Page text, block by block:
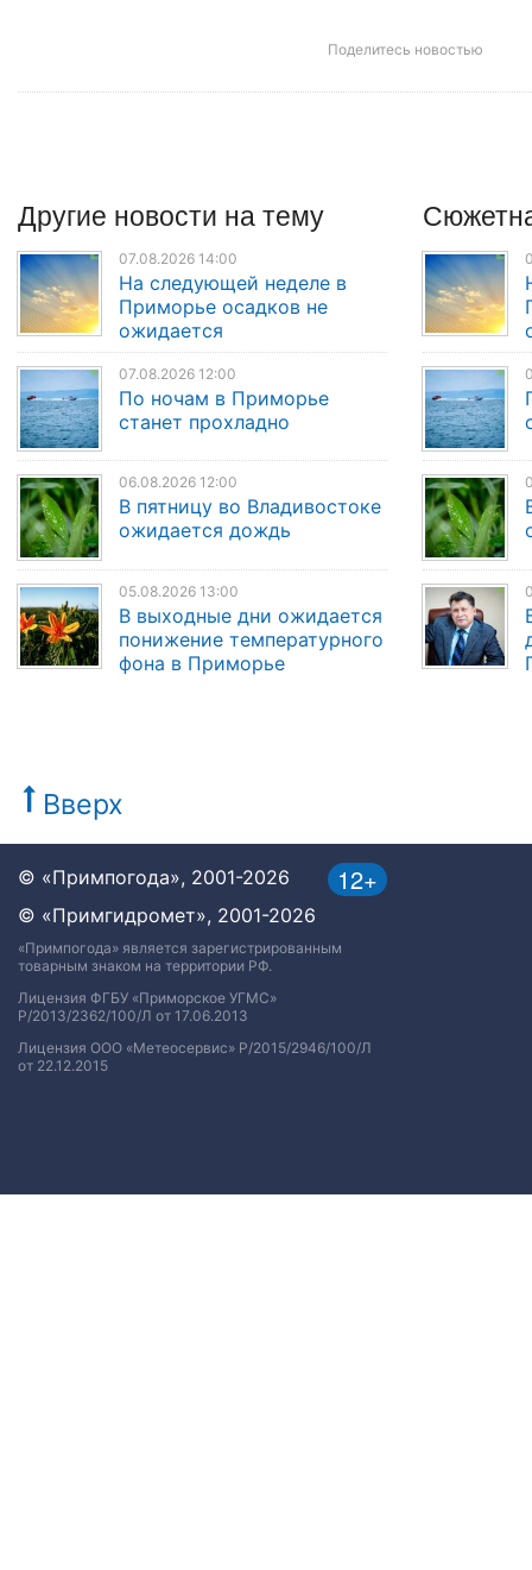
Поделитесь новостью
Другие новости на тему
07.08.2026 14:00
На следующей неделе в
Приморье осадков не
ожидается
07.08.2026 12:00
По ночам в Приморье
станет прохладно
06.08.2026 12:00
В пятницу во Владивостоке
ожидается дождь
05.08.2026 13:00
В выходные дни ожидается
понижение температурного
фона в Приморье
Вверх
12+
© «Примпогода», 2001-2026
© «Примгидромет», 2001-2026
«Примпогода» является зарегистрированным
товарным знаком на территории РФ.
Лицензия ФГБУ «Приморское УГМС»
Р/2013/2362/100/Л от 17.06.2013
Лицензия ООО «Метеосервис» Р/2015/2946/100/Л
от 22.12.2015